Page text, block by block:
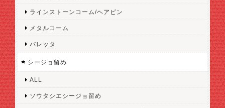
ラインストーンコーム/ヘアピン
メタルコーム
バレッタ
シージョ留め
ALL
ソウタシエシージョ留め